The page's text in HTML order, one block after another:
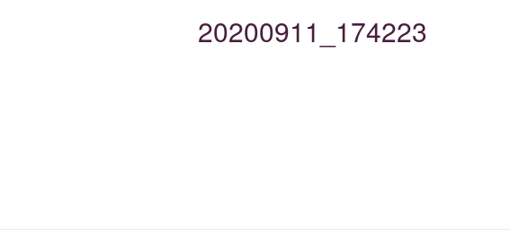
20200911_174223